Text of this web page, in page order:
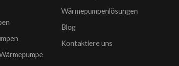
Wärmepumpenlösungen
Blog
Kontaktiere uns